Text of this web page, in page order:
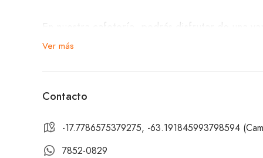
En nuestra cafetería, podrás disfrutar de una
y de plátano, cuñapé, empanadas de queso,
frappés.
Te invitamos a visitarnos en El Cafecito –
campus universitario, cerca de la Avenida
Ver más
Contacto
-17.7786575379275, -63.191845993798594
7852-0829